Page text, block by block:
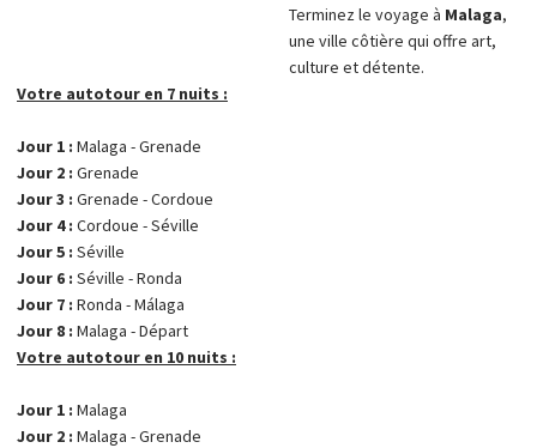
Terminez le voyage à Malaga,
une ville côtière qui offre art,
culture et détente.
Votre autotour en 7 nuits :
Jour 1 : Malaga - Grenade
Jour 2 : Grenade
Jour 3 : Grenade - Cordoue
Jour 4 : Cordoue - Séville
Jour 5 : Séville
Jour 6 : Séville - Ronda
Jour 7 : Ronda - Málaga
Jour 8 : Malaga - Départ
Votre autotour en 10 nuits :
Jour 1 : Malaga
Jour 2 : Malaga - Grenade